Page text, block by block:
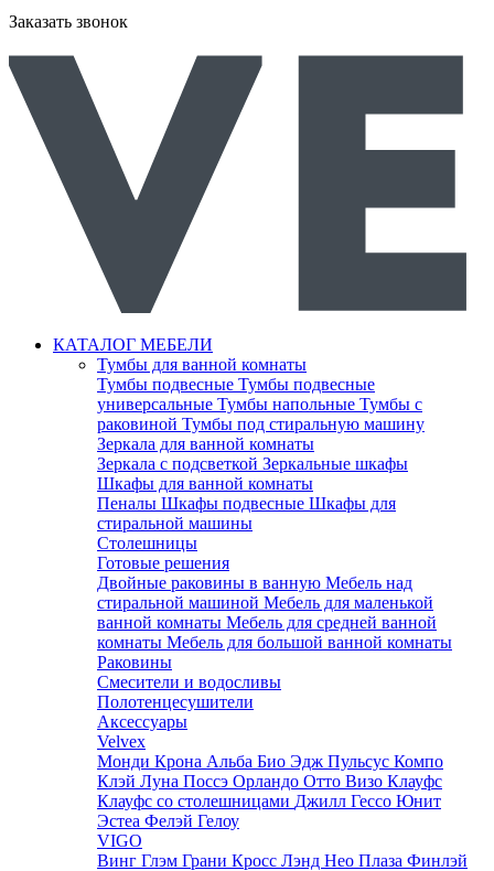
Заказать звонок
КАТАЛОГ МЕБЕЛИ
Тумбы для ванной комнаты
Тумбы подвесные Тумбы подвесные
универсальные Тумбы напольные Тумбы с
раковиной Тумбы под стиральную машину
Зеркала для ванной комнаты
Зеркала с подсветкой Зеркальные шкафы
Шкафы для ванной комнаты
Пеналы Шкафы подвесные Шкафы для
стиральной машины
Столешницы
Готовые решения
Двойные раковины в ванную Мебель над
стиральной машиной Мебель для маленькой
ванной комнаты Мебель для средней ванной
комнаты Мебель для большой ванной комнаты
Раковины
Смесители и водосливы
Полотенцесушители
Аксессуары
Velvex
Монди Крона Альба Био Эдж Пульсус Компо
Клэй Луна Поссэ Орландо Отто Визо Клауфс
Клауфс со столешницами Джилл Гессо Юнит
Эстеа Фелэй Гелоу
VIGO
Винг Глэм Грани Кросс Лэнд Нео Плаза Финлэй